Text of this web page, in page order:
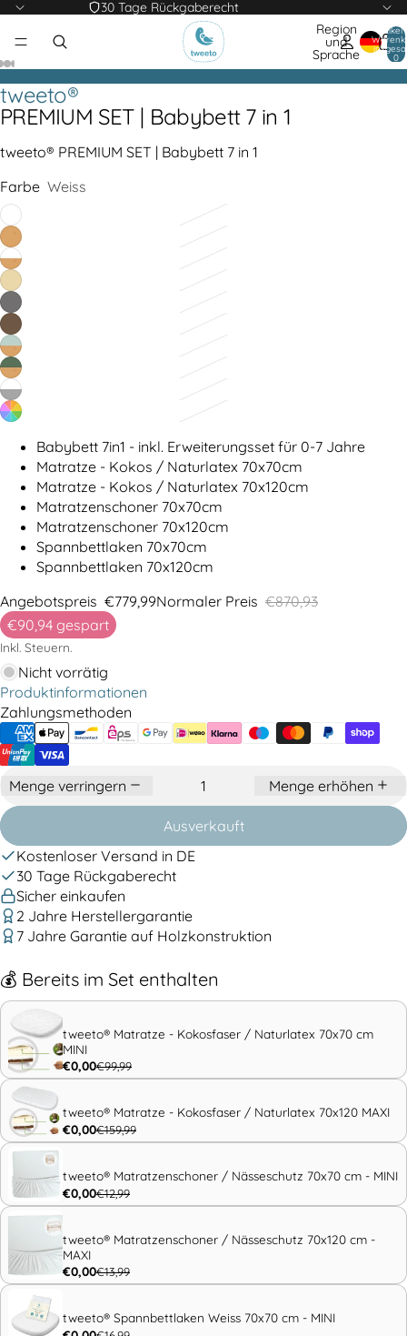
30 Tage Rückgaberecht
Region
und
Sprache
Artikel
0
tweeto®
PREMIUM SET | Babybett 7 in 1
tweeto® PREMIUM SET | Babybett 7 in 1
Farbe Weiss
Babybett 7in1 - inkl. Erweiterungsset für 0-7 Jahre
Matratze - Kokos / Naturlatex 70x70cm
Matratze - Kokos / Naturlatex 70x120cm
Matratzenschoner 70x70cm
Matratzenschoner 70x120cm
Spannbettlaken 70x70cm
Spannbettlaken 70x120cm
Angebotspreis €779,99Normaler Preis €870,93
€90,94 gespart
Inkl. Steuern.
Nicht vorrätig
Produktinformationen
Zahlungsmethoden
Menge verringern Menge erhöhen
Ausverkauft
Kostenloser Versand in DE
30 Tage Rückgaberecht
Sicher einkaufen
2 Jahre Herstellergarantie
7 Jahre Garantie auf Holzkonstruktion
💰 Bereits im Set enthalten
tweeto® Matratze - Kokosfaser / Naturlatex 70x70 cm
MINI
€0,00€99,99
tweeto® Matratze - Kokosfaser / Naturlatex 70x120 MAXI
€0,00€159,99
tweeto® Matratzenschoner / Nässeschutz 70x70 cm - MINI
€0,00€12,99
tweeto® Matratzenschoner / Nässeschutz 70x120 cm -
MAXI
€0,00€13,99
tweeto® Spannbettlaken Weiss 70x70 cm - MINI